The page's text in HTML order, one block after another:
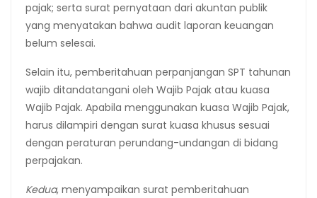
pajak; serta surat pernyataan dari akuntan publik
yang menyatakan bahwa audit laporan keuangan
belum selesai.
Selain itu, pemberitahuan perpanjangan SPT tahunan
wajib ditandatangani oleh Wajib Pajak atau kuasa
Wajib Pajak. Apabila menggunakan kuasa Wajib Pajak,
harus dilampiri dengan surat kuasa khusus sesuai
dengan peraturan perundang-undangan di bidang
perpajakan.
Kedua, menyampaikan surat pemberitahuan